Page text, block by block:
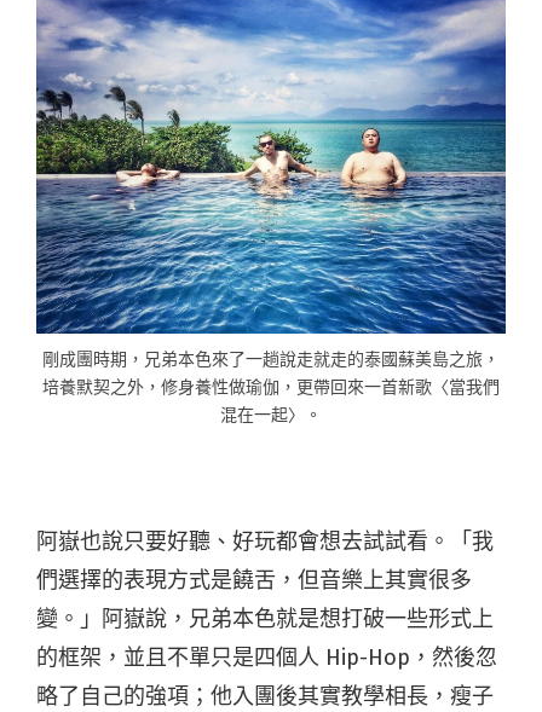
剛成團時期，兄弟本色來了一趟說走就走的泰國蘇美島之旅，
培養默契之外，修身養性做瑜伽，更帶回來一首新歌〈當我們
混在一起〉。
阿嶽也說只要好聽、好玩都會想去試試看。「我
們選擇的表現方式是饒舌，但音樂上其實很多
變。」阿嶽說，兄弟本色就是想打破一些形式上
的框架，並且不單只是四個人 Hip-Hop，然後忽
略了自己的強項；他入團後其實教學相長，瘦子